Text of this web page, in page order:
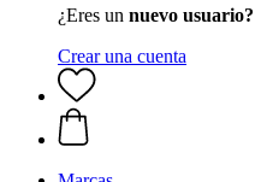
¿Eres un nuevo usuario?
Crear una cuenta